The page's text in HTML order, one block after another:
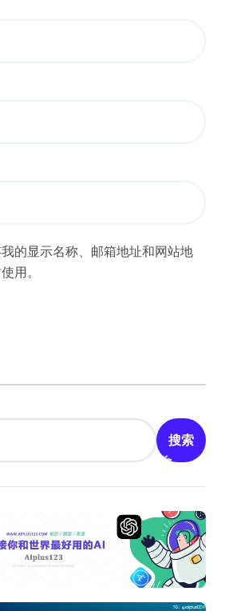
的显示名称、邮箱地址和网站地
用。
搜索